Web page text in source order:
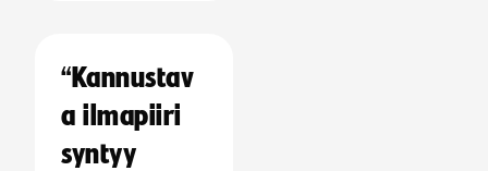
“Kannustav
a ilmapiiri
syntyy